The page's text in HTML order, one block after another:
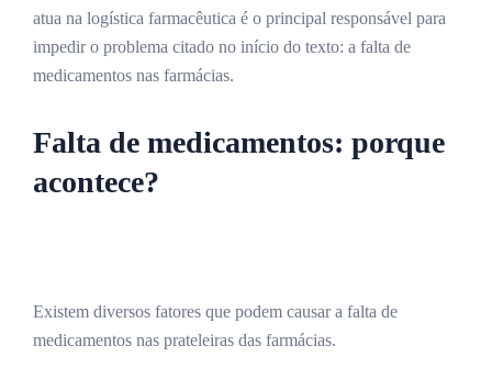
atua na logística farmacêutica é o principal responsável para
impedir o problema citado no início do texto: a falta de
medicamentos nas farmácias.
Falta de medicamentos: porque
acontece?
Existem diversos fatores que podem causar a falta de
medicamentos nas prateleiras das farmácias.